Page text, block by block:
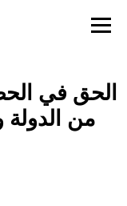
الحق في
من